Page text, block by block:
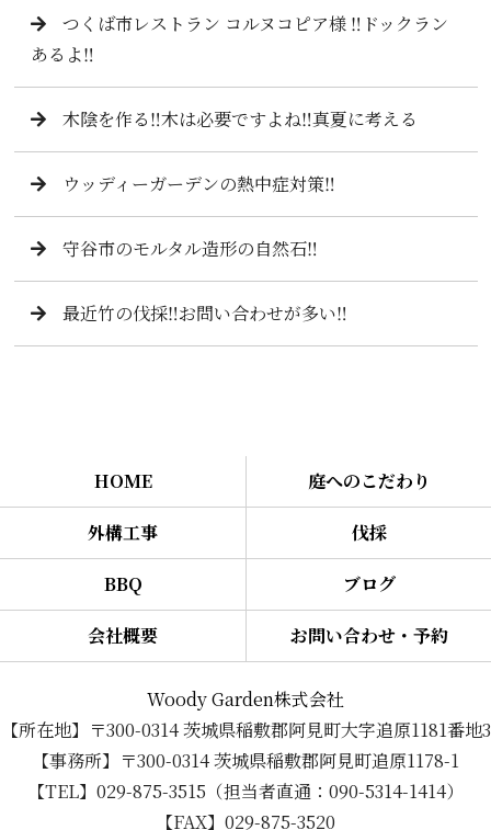
つくば市レストラン コルヌコピア様 ‼️ドックラン
あるよ‼️
木陰を作る‼️木は必要ですよね‼️真夏に考える
ウッディーガーデンの熱中症対策‼️
守谷市のモルタル造形の自然石‼️
最近竹の伐採‼️お問い合わせが多い‼️
HOME 庭へのこだわり
外構工事 伐採
BBQ ブログ
会社概要 お問い合わせ・予約
Woody Garden株式会社
【所在地】〒300-0314 茨城県稲敷郡阿見町大字追原1181番地3
【事務所】〒300-0314 茨城県稲敷郡阿見町追原1178-1
【TEL】029-875-3515（担当者直通：090-5314-1414）
【FAX】029-875-3520